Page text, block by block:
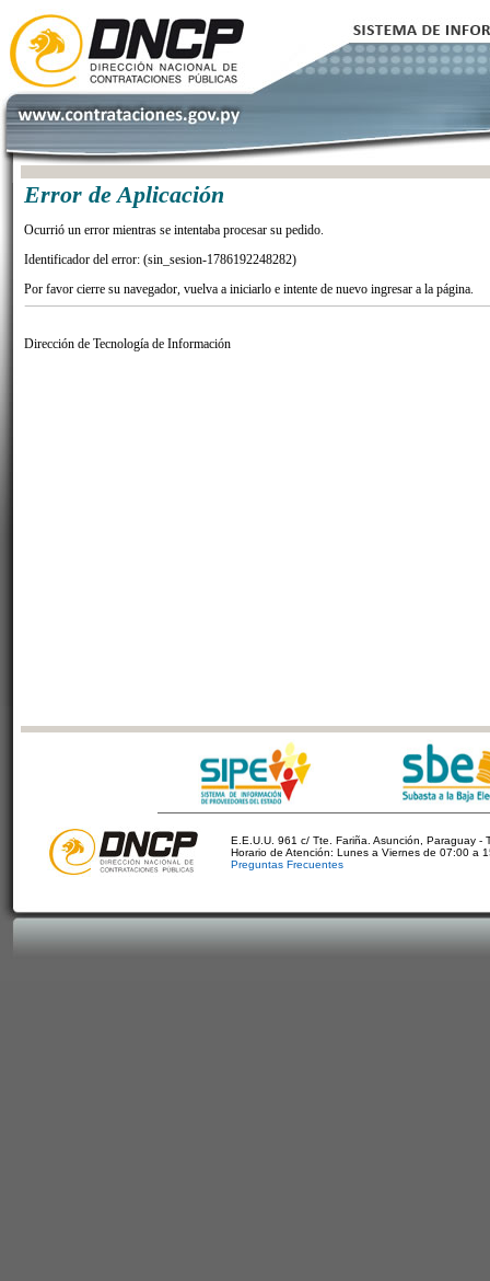
Error de Aplicación
Ocurrió un error mientras se intentaba procesar su pedido.
Identificador del error: (sin_sesion-1786192248282)
Por favor cierre su navegador, vuelva a iniciarlo e intente de nuevo ingresar a la página.
Dirección de Tecnología de Información
E.E.U.U. 961 c/ Tte. Fariña. Asunción, Paraguay -
Horario de Atención: Lunes a Viernes de 07:00 a
Preguntas Frecuentes